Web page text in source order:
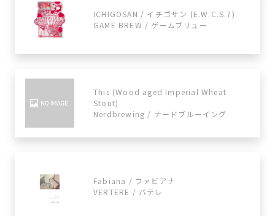
ICHIGOSAN / イチゴサン (E.W.C.S.7)
GAME BREW / ゲームブリュー
This (Wood aged Imperial Wheat
Stout)
Nerdbrewing / ナードブルーイング
Fabiana / ファビアナ
VERTERE / バテレ